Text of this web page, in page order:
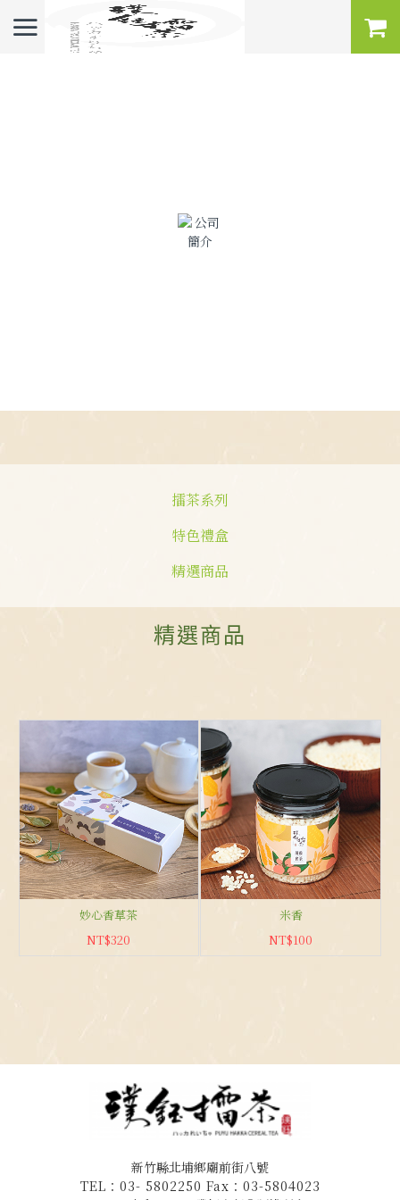
擂茶系列
特色禮盒
精選商品
精選商品
妙心香草茶
NT$320
米香
NT$100
新竹縣北埔鄉廟前街八號
TEL：03- 5802250 Fax：03-5804023